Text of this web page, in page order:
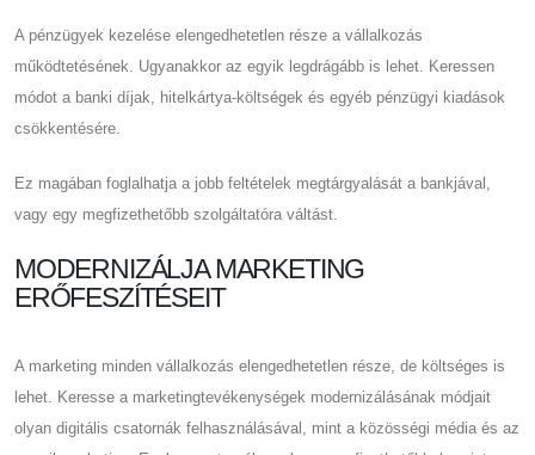
A pénzügyek kezelése elengedhetetlen része a vállalkozás
működtetésének. Ugyanakkor az egyik legdrágább is lehet. Keressen
módot a banki díjak, hitelkártya-költségek és egyéb pénzügyi kiadások
csökkentésére.
Ez magában foglalhatja a jobb feltételek megtárgyalását a bankjával,
vagy egy megfizethetőbb szolgáltatóra váltást.
MODERNIZÁLJA MARKETING
ERŐFESZÍTÉSEIT
A marketing minden vállalkozás elengedhetetlen része, de költséges is
lehet. Keresse a marketingtevékenységek modernizálásának módjait
olyan digitális csatornák felhasználásával, mint a közösségi média és az